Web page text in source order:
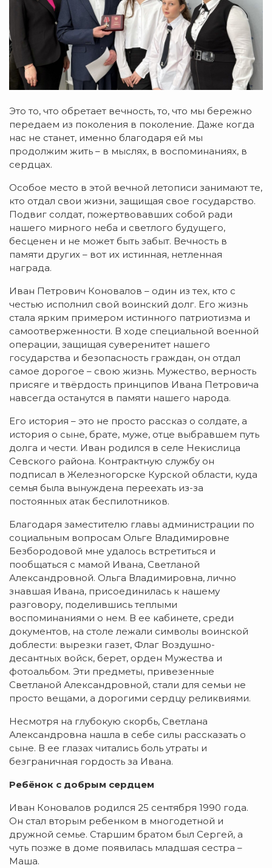
Это то, что обретает вечность, то, что мы бережно
передаем из поколения в поколение. Даже когда
нас не станет, именно благодаря ей мы
продолжим жить – в мыслях, в воспоминаниях, в
сердцах.
Особое место в этой вечной летописи занимают те,
кто отдал свои жизни, защищая свое государство.
Подвиг солдат, пожертвовавших собой ради
нашего мирного неба и светлого будущего,
бесценен и не может быть забыт. Вечность в
памяти других – вот их истинная, нетленная
награда.
Иван Петрович Коновалов – один из тех, кто с
честью исполнил свой воинский долг. Его жизнь
стала ярким примером истинного патриотизма и
самоотверженности. В ходе специальной военной
операции, защищая суверенитет нашего
государства и безопасность граждан, он отдал
самое дорогое – свою жизнь. Мужество, верность
присяге и твёрдость принципов Ивана Петровича
навсегда останутся в памяти нашего народа.
Его история – это не просто рассказ о солдате, а
история о сыне, брате, муже, отце выбравшем путь
долга и чести. Иван родился в селе Некислица
Севского района. Контрактную службу он
подписал в Железногорске Курской области, куда
семья была вынуждена переехать из-за
постоянных атак беспилотников.
Благодаря заместителю главы администрации по
социальным вопросам Ольге Владимировне
Безбородовой мне удалось встретиться и
пообщаться с мамой Ивана, Светланой
Александровной. Ольга Владимировна, лично
знавшая Ивана, присоединилась к нашему
разговору, поделившись теплыми
воспоминаниями о нем. В ее кабинете, среди
документов, на столе лежали символы воинской
доблести: вырезки газет, Флаг Воздушно-
десантных войск, берет, орден Мужества и
фотоальбом. Эти предметы, привезенные
Светланой Александровной, стали для семьи не
просто вещами, а дорогими сердцу реликвиями.
Несмотря на глубокую скорбь, Светлана
Александровна нашла в себе силы рассказать о
сыне. В ее глазах читались боль утраты и
безграничная гордость за Ивана.
Ребёнок с добрым сердцем
Иван Коновалов родился 25 сентября 1990 года.
Он стал вторым ребенком в многодетной и
дружной семье. Старшим братом был Сергей, а
чуть позже в доме появилась младшая сестра –
Маша.